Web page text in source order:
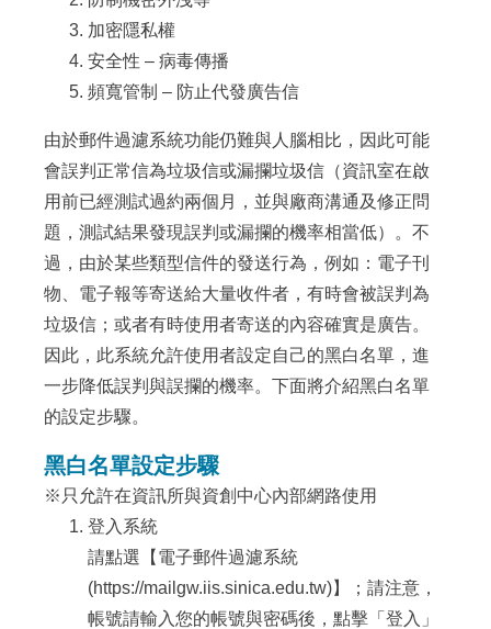
加密隱私權
安全性 – 病毒傳播
頻寬管制 – 防止代發廣告信
由於郵件過濾系統功能仍難與人腦相比，因此可能
會誤判正常信為垃圾信或漏攔垃圾信（資訊室在啟
用前已經測試過約兩個月，並與廠商溝通及修正問
題，測試結果發現誤判或漏攔的機率相當低）。不
過，由於某些類型信件的發送行為，例如：電子刊
物、電子報等寄送給大量收件者，有時會被誤判為
垃圾信；或者有時使用者寄送的內容確實是廣告。
因此，此系統允許使用者設定自己的黑白名單，進
一步降低誤判與誤攔的機率。下面將介紹黑白名單
的設定步驟。
黑白名單設定步驟
※只允許在資訊所與資創中心內部網路使用
登入系統
請點選【 電子郵件過濾系統
(https://mailgw.iis.sinica.edu.tw)】；請注意，
帳號請輸入您的帳號與密碼後，點擊「登入」